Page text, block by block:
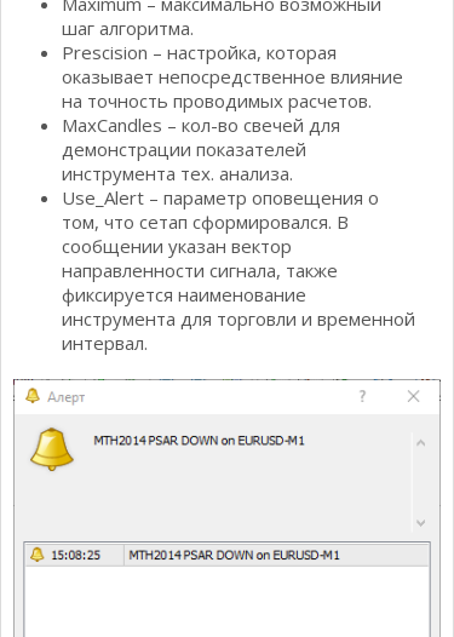
шаг алгоритма.
Prescision – настройка, которая
оказывает непосредственное влияние
на точность проводимых расчетов.
MaxCandles – кол-во свечей для
демонстрации показателей
инструмента тех. анализа.
Use_Alert – параметр оповещения о
том, что сетап сформировался. В
сообщении указан вектор
направленности сигнала, также
фиксируется наименование
инструмента для торговли и временной
интервал.